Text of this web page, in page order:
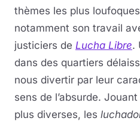
thèmes les plus
notamment son travail
justiciers de Lucha Libre.
dans des quartiers
nous divertir par leur
sens de l’absurde.
plus diverses, les